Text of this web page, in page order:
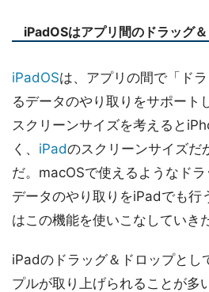
iPadOSはアプリ間のドラッグ
iPadOSは、アプリの間で「ド
るデータのやり取りをサポート
スクリーンサイズを考えると
く、 iPadのスクリーンサイズだ
だ。macOSで使えるようなド
データのやり取りをiPadでも行
はこの機能を使いこなしていき
iPadのドラッグ＆ドロップとし
プルが取り上げられることが多